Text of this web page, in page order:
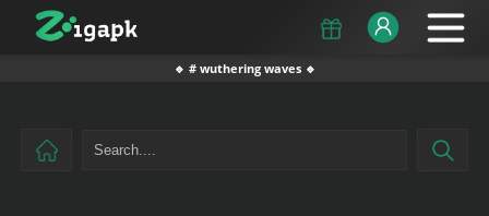
🔹 # wuthering waves 🔹